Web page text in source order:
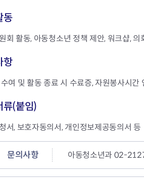
동
회 활동, 아동청소년 정책 제안, 워크샵, 의
항
여 및 활동 종료 시 수료증, 자원봉사시간
류(붙임)
서, 보호자동의서, 개인정보제공동의서 등
문의사항 아동청소년과 02-